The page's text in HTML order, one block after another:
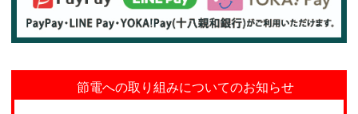
節電への取り組みについてのお知らせ